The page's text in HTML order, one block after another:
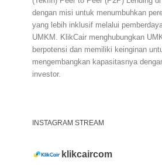
dengan misi untuk menumbuhkan
yang lebih inklusif melalui
UMKM. KlikCair menghubungkan
berpotensi dan memiliki keinginan
mengembangkan kapasitasnya
investor.
INSTAGRAM STREAM
klikcaircom